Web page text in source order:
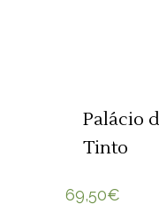
Palácio
Tinto
69,50€